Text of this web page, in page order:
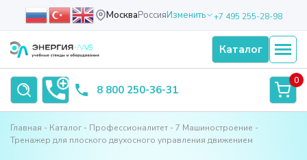
МоскваРоссияИзменить +7 495 255-28-98
Каталог
8 800 250-36-31
0
Главная Каталог Профессионалитет
7 Машиностроение
Тренажер для плоского двухосного управления движением